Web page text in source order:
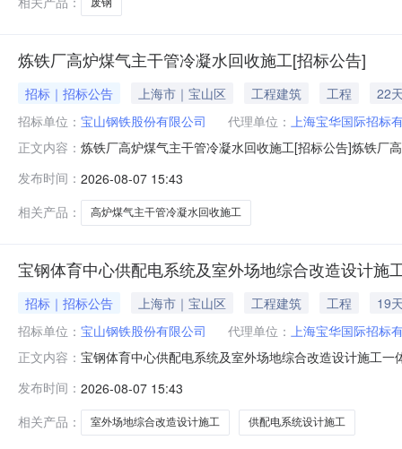
废钢
炼铁厂高炉煤气主干管冷凝水回收施工[招标公告]
招标｜招标公告 上海市｜宝山区 工程建筑 工程
22
招标单位： 宝山钢铁股份有限公司 代理单位： 上海宝华国际招标
正文内容： 炼铁厂高炉煤气主干管冷凝水回收施工[招标公告]炼铁厂
收施工。2.2建设地点：上海市宝山区富锦路宝山基地厂
简称发包人）就炼铁
发布时间： 2026-08-07 15:43
相关产品：
高炉煤气主干管冷凝水回收施工
宝钢体育中心供配电系统及室外场地综合改造设计施
招标｜招标公告 上海市｜宝山区 工程建筑 工程
19
招标单位： 宝山钢铁股份有限公司 代理单位： 上海宝华国际招标
正文内容： 宝钢体育中心供配电系统及室外场地综合改造设计施工
标。2.工程概况与招标范围2.1招标项目名称：宝钢体育
万元（不含税）。2.4计划
发布时间： 2026-08-07 15:43
相关产品：
室外场地综合改造设计施工 供配电系统设计施工